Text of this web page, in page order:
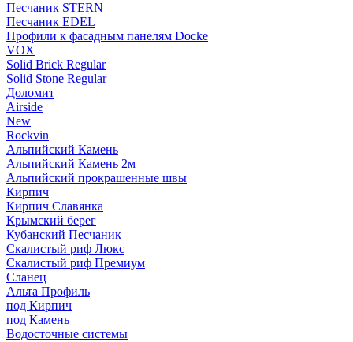
Пес­ча­ник STERN
Пес­ча­ник EDEL
Профили к фасадным панелям Docke
VOX
Solid Brick Regular
Solid Stone Regular
Доломит
Airside
New
Rockvin
Альпийский Камень
Альпийский Камень 2м
Альпийский прокрашенные швы
Кирпич
Кирпич Славянка
Крымский берег
Кубанский Песчаник
Скалистый риф Люкс
Скалистый риф Премиум
Сланец
Альта Профиль
под Кирпич
под Камень
Водосточные системы